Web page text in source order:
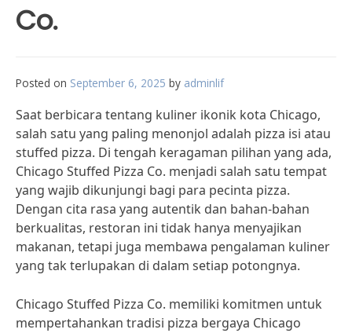
Co.
Posted on September 6, 2025 by adminlif
Saat berbicara tentang kuliner ikonik kota Chicago,
salah satu yang paling menonjol adalah pizza isi atau
stuffed pizza. Di tengah keragaman pilihan yang ada,
Chicago Stuffed Pizza Co. menjadi salah satu tempat
yang wajib dikunjungi bagi para pecinta pizza.
Dengan cita rasa yang autentik dan bahan-bahan
berkualitas, restoran ini tidak hanya menyajikan
makanan, tetapi juga membawa pengalaman kuliner
yang tak terlupakan di dalam setiap potongnya.
Chicago Stuffed Pizza Co. memiliki komitmen untuk
mempertahankan tradisi pizza bergaya Chicago